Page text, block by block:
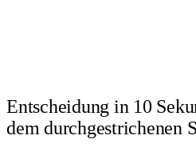
Entscheidung in 10
dem durchgestrichenen